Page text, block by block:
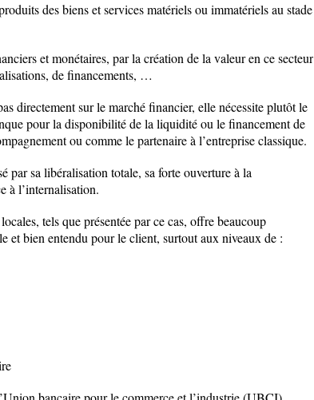
des biens et services matériels ou immatériels au stade
et monétaires, par la création de la valeur en ce secteur
de financements, …
directement sur le marché financier, elle nécessite plutôt le
pour la disponibilité de la liquidité ou le financement de
ou comme le partenaire à l’entreprise classique.
par sa libéralisation totale, sa forte ouverture à la
à l’internalisation.
tels que présentée par ce cas, offre beaucoup
et bien entendu pour le client, surtout aux niveaux de :